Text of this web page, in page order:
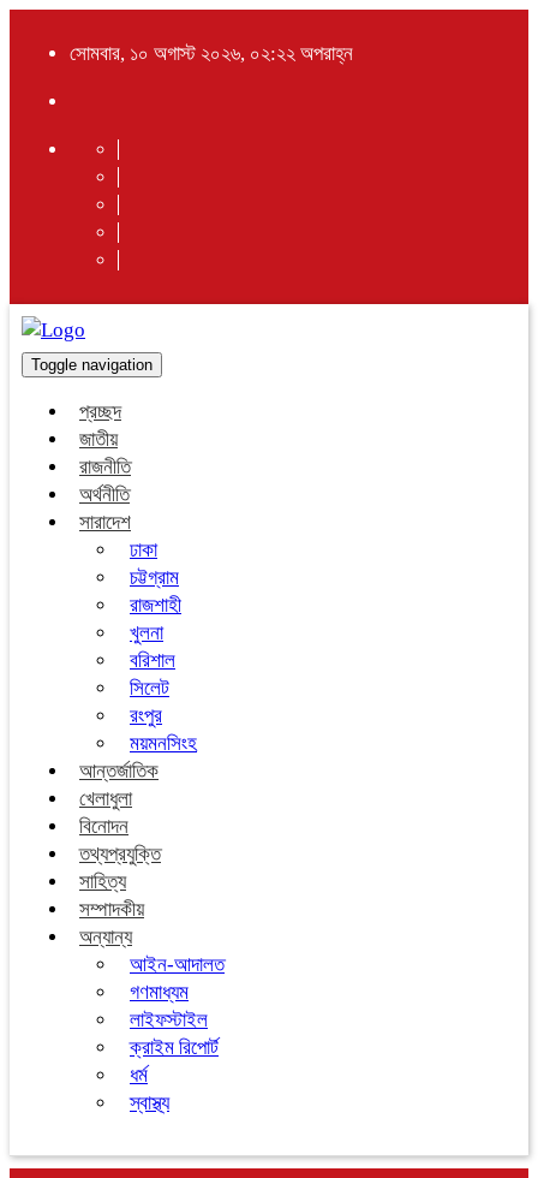
সোমবার, ১০ অগাস্ট ২০২৬, ০২:২২ অপরাহ্ন
Toggle navigation
প্রচ্ছদ
জাতীয়
রাজনীতি
অর্থনীতি
সারাদেশ
ঢাকা
চট্টগ্রাম
রাজশাহী
খুলনা
বরিশাল
সিলেট
রংপুর
ময়মনসিংহ
আন্তর্জাতিক
খেলাধুলা
বিনোদন
তথ্যপ্রযুক্তি
সাহিত্য
সম্পাদকীয়
অন্যান্য
আইন-আদালত
গণমাধ্যম
লাইফস্টাইল
ক্রাইম রিপোর্ট
ধর্ম
স্বাস্থ্য